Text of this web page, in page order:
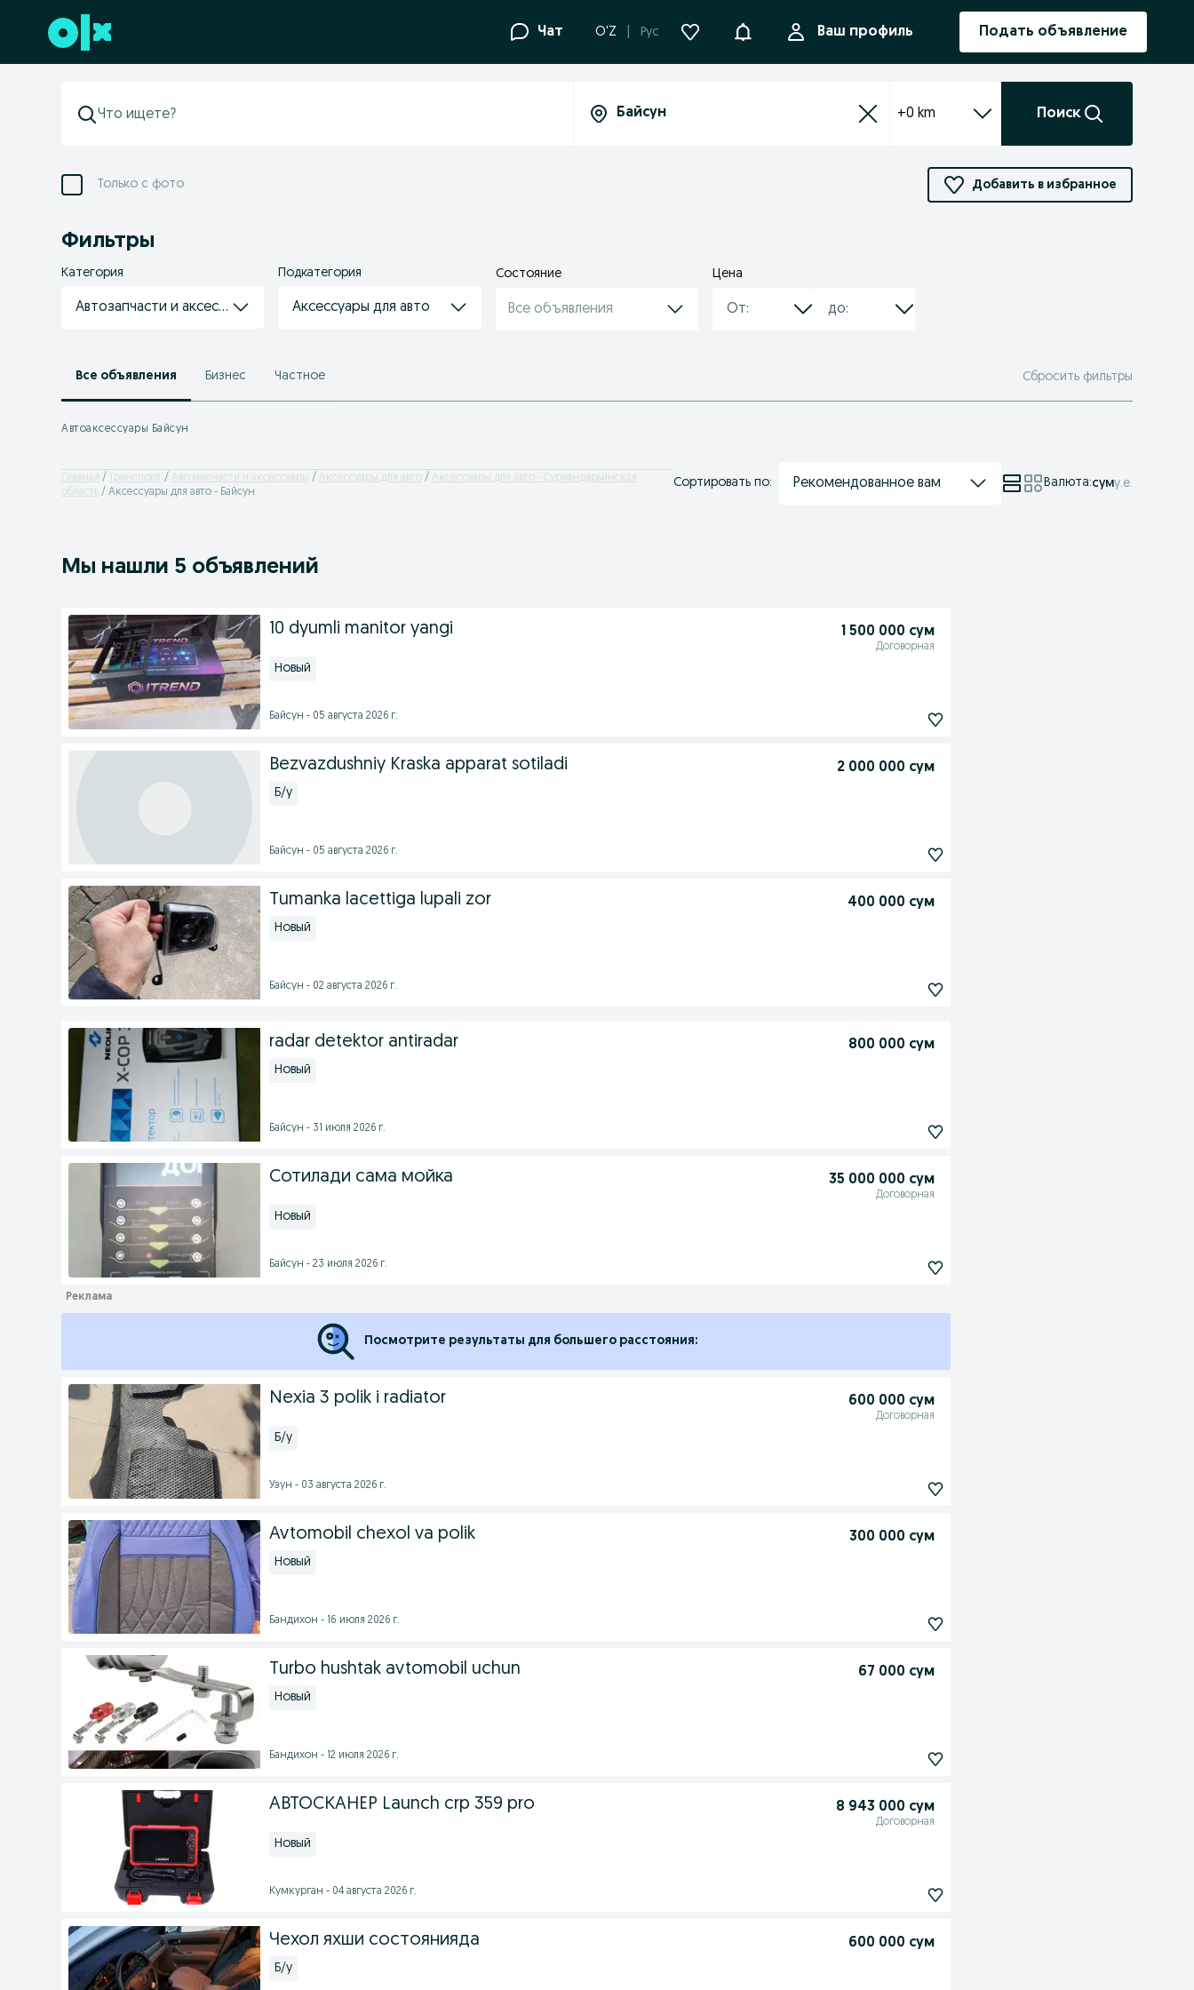
Перейти к нижнему колонтитулу Чат O'Z Рус УведомленияВаш профиль Подать объявление
+0 km Поиск
Только с фото Добавить в избранное
Фильтры
Категория
Автозапчасти и аксессуары
Подкатегория
Аксессуары для авто
Состояние
Все объявления
Цена
Все объявления Бизнес Частное Сбросить фильтры
Автоаксессуары Байсун
Главная Транспорт Автозапчасти и аксессуары Аксессуары для авто
Аксессуары для авто - Сурхандарьинская
область
Аксессуары для авто - Байсун
Сортировать по: Рекомендованное вам Валюта:суму.е.
Мы нашли 5 объявлений
10 dyumli manitor yangi 1 500 000 сум
Договорная
Новый
Байсун - 05 августа 2026 г.
Bezvazdushniy Kraska apparat sotiladi 2 000 000 сум
Б/у
Байсун - 05 августа 2026 г.
Tumanka lacettiga lupali zor 400 000 сум
Новый
Байсун - 02 августа 2026 г.
radar detektor antiradar 800 000 сум
Новый
Байсун - 31 июля 2026 г.
Сотилади сама мойка 35 000 000 сум
Договорная
Новый
Байсун - 23 июля 2026 г.
Посмотрите результаты для большего расстояния:
Nexia 3 polik i radiator 600 000 сум
Договорная
Б/у
Узун - 03 августа 2026 г.
Avtomobil chexol va polik 300 000 сум
Новый
Бандихон - 16 июля 2026 г.
Turbo hushtak avtomobil uchun 67 000 сум
Новый
Бандихон - 12 июля 2026 г.
АВТОСКАНЕР Launch crp 359 pro 8 943 000 сум
Договорная
Новый
Кумкурган - 04 августа 2026 г.
Чехол яхши состоянияда 600 000 сум
Б/у